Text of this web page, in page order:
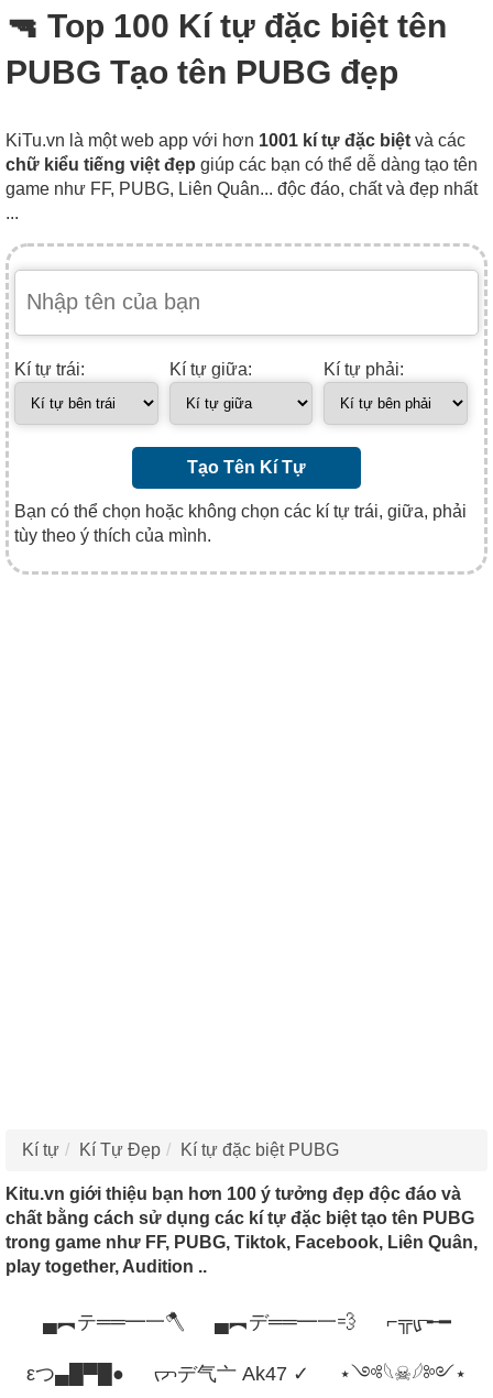
🔫 Top 100 Kí tự đặc biệt tên
PUBG Tạo tên PUBG đẹp
KiTu.vn là một web app với hơn 1001 kí tự đặc biệt và các
chữ kiểu tiếng việt đẹp giúp các bạn có thể dễ dàng tạo tên
game như FF, PUBG, Liên Quân... độc đáo, chất và đẹp nhất
...
Kí tự trái: Kí tự giữa: Kí tự phải:
Tạo Tên Kí Tự
Bạn có thể chọn hoặc không chọn các kí tự trái, giữa, phải
tùy theo ý thích của mình.
Kí tự Kí Tự Đẹp Kí tự đặc biệt PUBG
Kitu.vn giới thiệu bạn hơn 100 ý tưởng đẹp độc đáo và
chất bằng cách sử dụng các kí tự đặc biệt tạo tên PUBG
trong game như FF, PUBG, Tiktok, Facebook, Liên Quân,
play together, Audition ..
▄︻テ══━一🪓 ▄︻デ══━一💨 ⌐╦ᡁ᠊╾━
εつ▄█▀█● ᡕᠵデ气亠 Ak47 ✓ ⋆༺𓆩☠︎︎𓆪༻⋆